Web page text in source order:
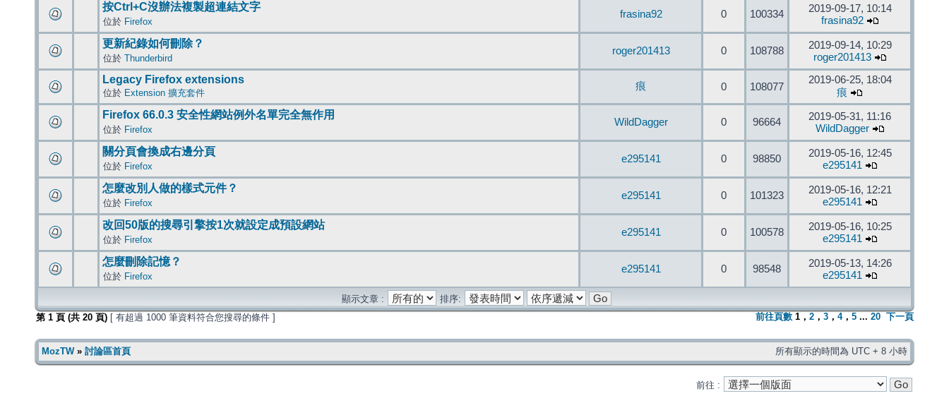
按Ctrl+C沒辦法複製超連結文字
位於 Firefox
frasina92 0 100334
2019-09-17, 10:14
frasina92
更新紀錄如何刪除？
位於 Thunderbird
roger201413 0 108788
2019-09-14, 10:29
roger201413
Legacy Firefox extensions
位於 Extension 擴充套件
痕 0 108077
2019-06-25, 18:04
痕
Firefox 66.0.3 安全性網站例外名單完全無作用
位於 Firefox
WildDagger 0 96664
2019-05-31, 11:16
WildDagger
關分頁會換成右邊分頁
位於 Firefox
e295141 0 98850
2019-05-16, 12:45
e295141
怎麼改別人做的樣式元件？
位於 Firefox
e295141 0 101323
2019-05-16, 12:21
e295141
改回50版的搜尋引擎按1次就設定成預設網站
位於 Firefox
e295141 0 100578
2019-05-16, 10:25
e295141
怎麼刪除記憶？
位於 Firefox
e295141 0 98548
2019-05-13, 14:26
e295141
顯示文章 :
排序:
第 1 頁 (共 20 頁) [ 有超過 1000 筆資料符合您搜尋的條件 ] 前往頁數 1 ， 2 ， 3 ， 4， 5 ... 20 下一頁
MozTW» 討論區首頁 所有顯示的時間為 UTC + 8 小時
前往 :